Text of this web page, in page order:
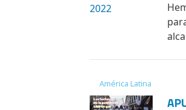
América Latina